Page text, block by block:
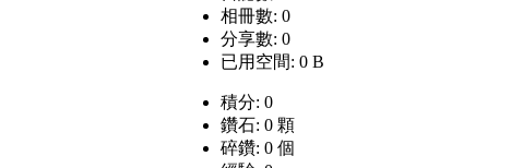
相冊數: 0
分享數: 0
已用空間: 0 B
積分: 0
鑽石: 0 顆
碎鑽: 0 個